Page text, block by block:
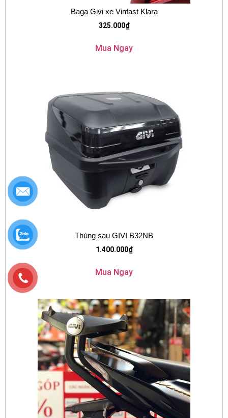
Baga Givi xe Vinfast Klara
325.000₫
Mua Ngay
Thùng sau GIVI B32NB
1.400.000₫
Mua Ngay